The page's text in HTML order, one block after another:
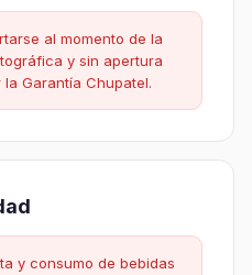
al momento de la
y sin apertura
Garantía Chupatel.
y consumo de bebidas